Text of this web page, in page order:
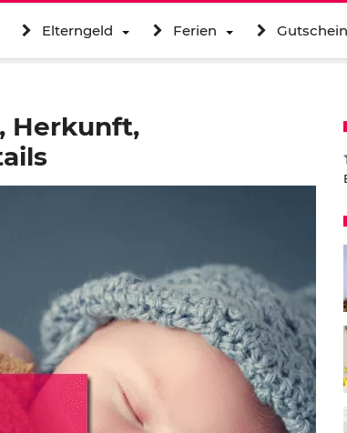
Elterngeld Ferien
Herkunft,